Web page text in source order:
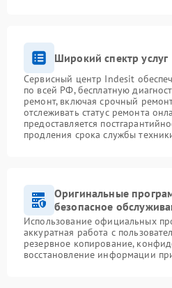
Широкий спектр услуг
Сервисный центр Indesit
по всей РФ, бесплатную
ремонт, включая срочный
отслеживать статус ремонта
предоставляется
продления срока службы
Оригинальные
безопасное
Использование официальных
аккуратная работа с
резервное копирование,
восстановление информации